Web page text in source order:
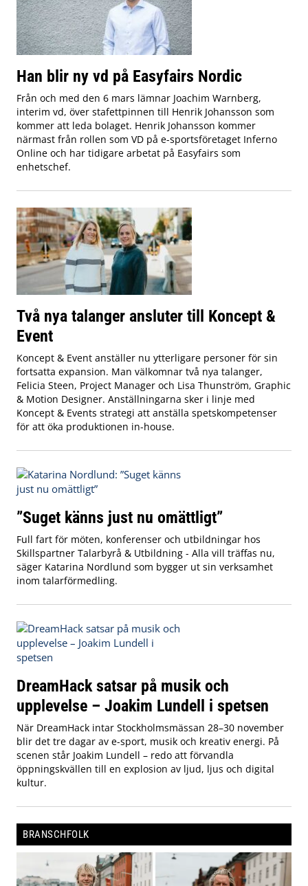
Han blir ny vd på Easyfairs Nordic
Från och med den 6 mars lämnar Joachim Warnberg,
interim vd, över stafettpinnen till Henrik Johansson som
kommer att leda bolaget. Henrik Johansson kommer
närmast från rollen som VD på e-sportsföretaget Inferno
Online och har tidigare arbetat på Easyfairs som
enhetschef.
Två nya talanger ansluter till Koncept &
Event
Koncept & Event anställer nu ytterligare personer för sin
fortsatta expansion. Man välkomnar två nya talanger,
Felicia Steen, Project Manager och Lisa Thunström, Graphic
& Motion Designer. Anställningarna sker i linje med
Koncept & Events strategi att anställa spetskompetenser
för att öka produktionen in-house.
”Suget känns just nu omättligt”
Full fart för möten, konferenser och utbildningar hos
Skillspartner Talarbyrå & Utbildning - Alla vill träffas nu,
säger Katarina Nordlund som bygger ut sin verksamhet
inom talarförmedling.
DreamHack satsar på musik och
upplevelse – Joakim Lundell i spetsen
När DreamHack intar Stockholmsmässan 28–30 november
blir det tre dagar av e-sport, musik och kreativ energi. På
scenen står Joakim Lundell – redo att förvandla
öppningskvällen till en explosion av ljud, ljus och digital
kultur.
BRANSCHFOLK